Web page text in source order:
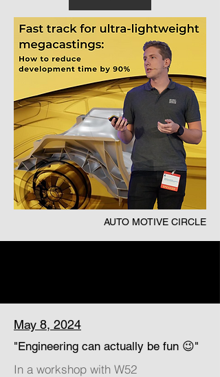
AUTO MOTIVE CIRCLE
May 8, 2024
"Engineering can actually be fun 😉"
In a workshop with W52